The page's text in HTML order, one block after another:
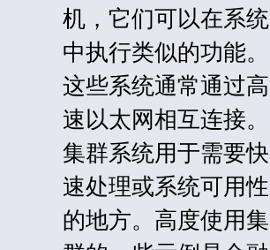
机，它们可以在系统
中执行类似的功能。
这些系统通常通过高
速以太网相互连接。
集群系统用于需要快
速处理或系统可用性
的地方。高度使用集